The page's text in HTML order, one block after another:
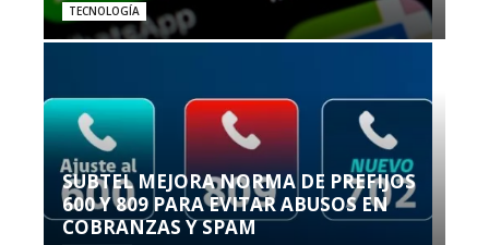
TECNOLOGÍA
SUBTEL MEJORA NORMA DE PREFIJOS
600 Y 809 PARA EVITAR ABUSOS EN
COBRANZAS Y SPAM